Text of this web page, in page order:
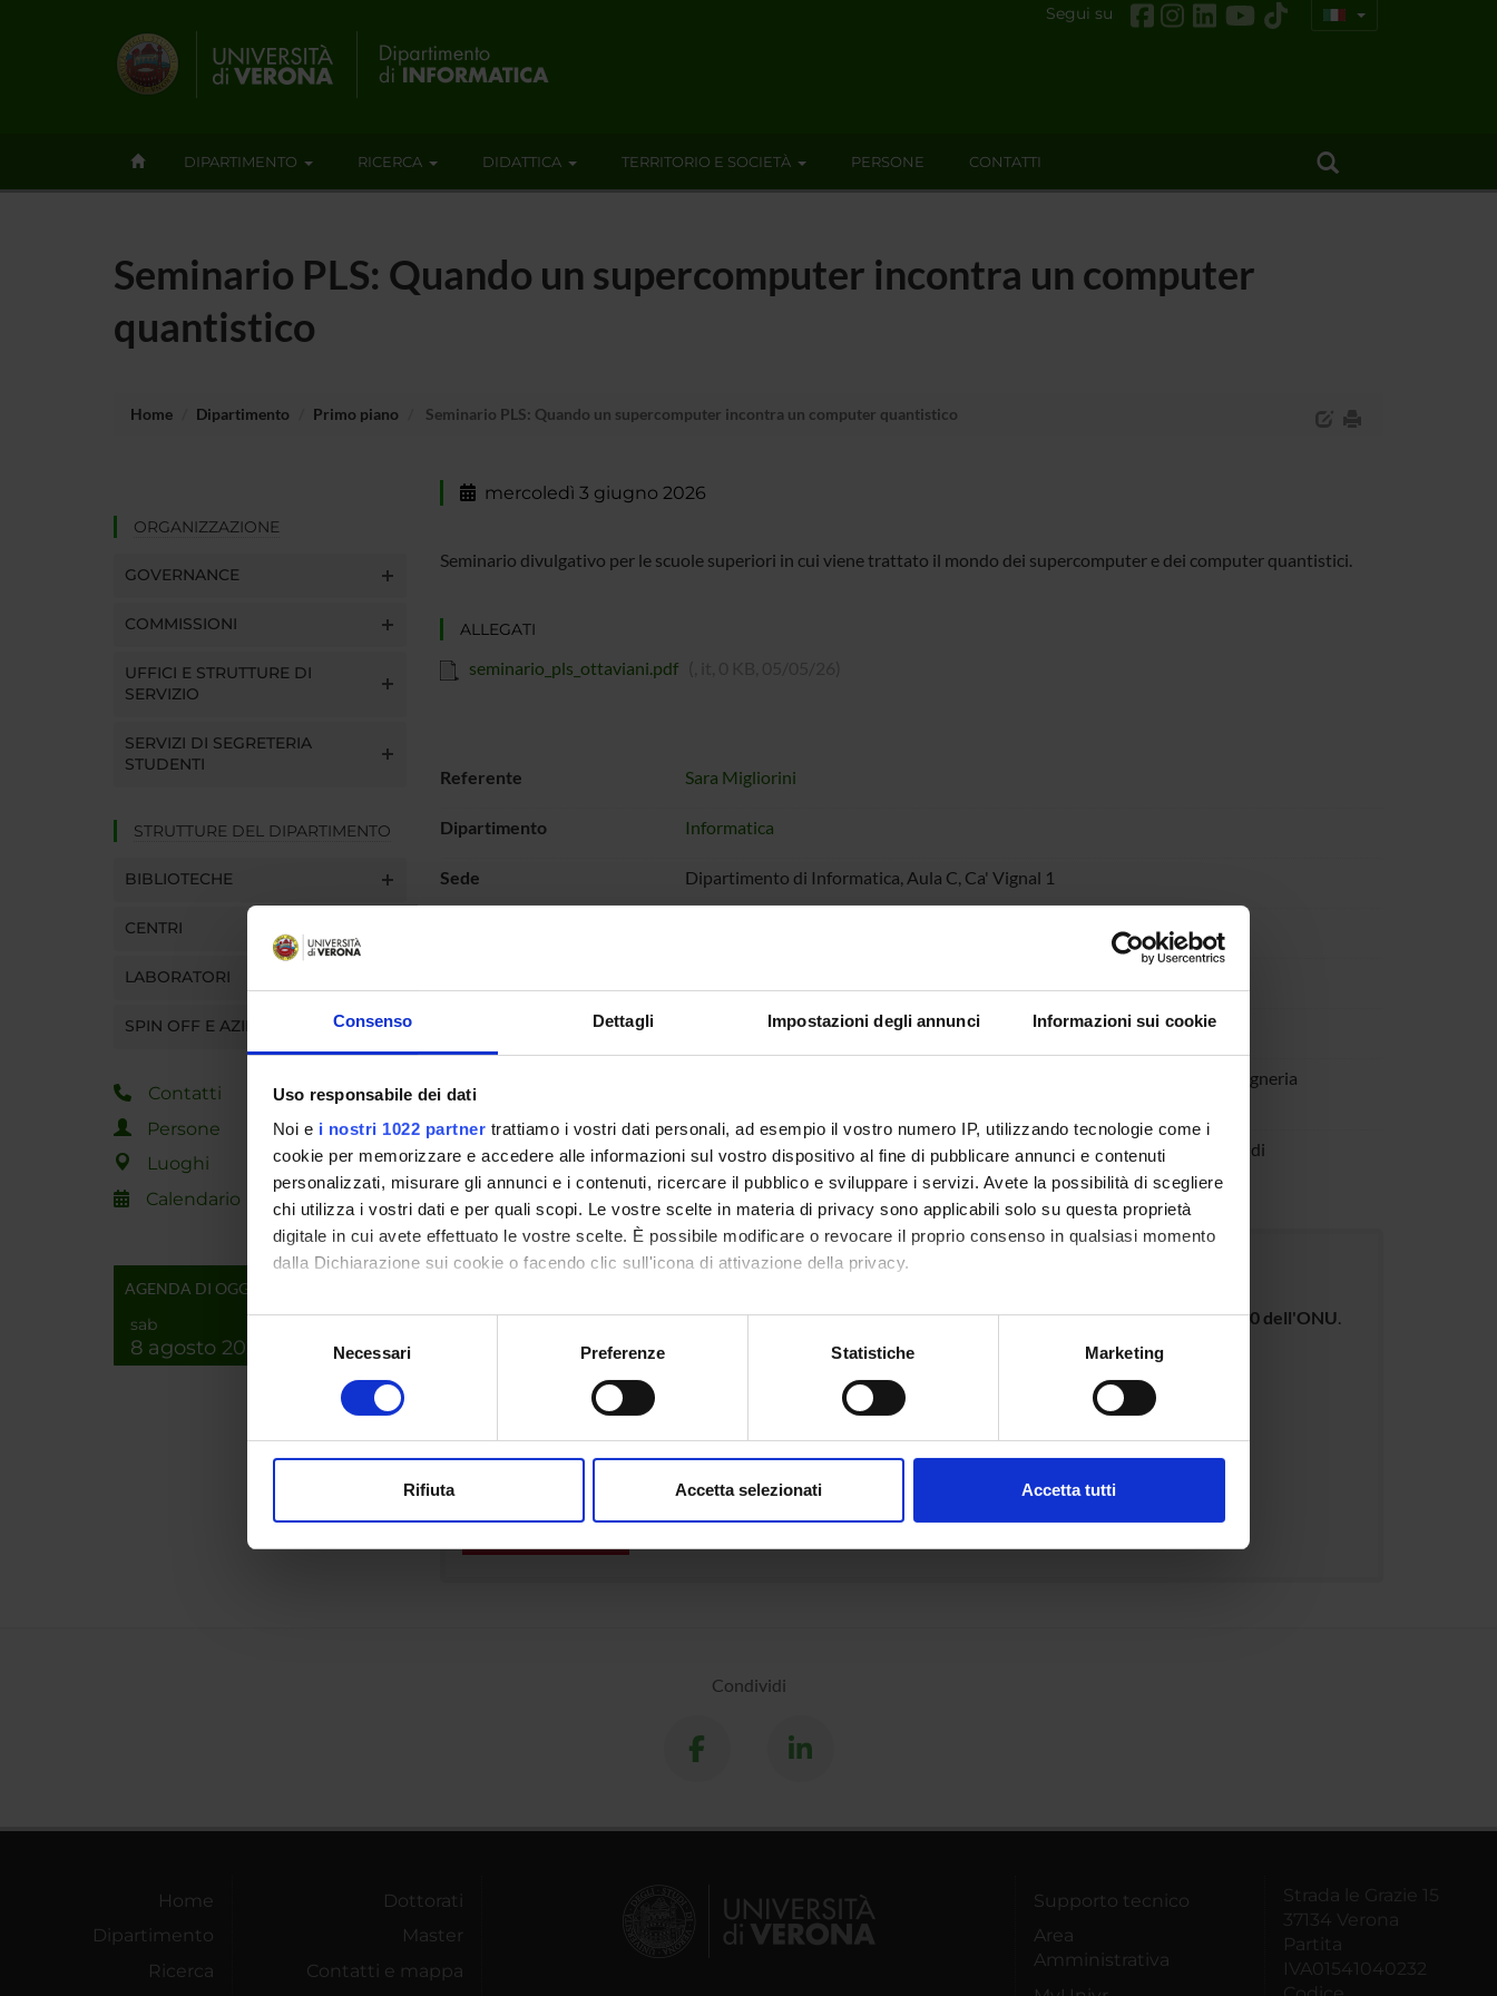
Consenso Dettagli Impostazioni degli annunci Informazioni sui cookie
Uso responsabile dei dati
Noi e i nostri 1022 partner trattiamo i vostri dati personali, ad esempio il vostro numero IP, utilizzando tecnologie come i
cookie per memorizzare e accedere alle informazioni sul vostro dispositivo al fine di pubblicare annunci e contenuti
personalizzati, misurare gli annunci e i contenuti, ricercare il pubblico e sviluppare i servizi. Avete la possibilità di scegliere
chi utilizza i vostri dati e per quali scopi. Le vostre scelte in materia di privacy sono applicabili solo su questa proprietà
digitale in cui avete effettuato le vostre scelte. È possibile modificare o revocare il proprio consenso in qualsiasi momento
dalla Dichiarazione sui cookie o facendo clic sull'icona di attivazione della privacy.
Con il tuo consenso, vorremmo anche:
raccogliere informazioni sulla tua posizione geografica, con un'approssimazione di qualche metro,
digitali).
modificare o ritirare il tuo consenso in qualsiasi momento dalla Dichiarazione sui cookie.
Necessari Preferenze Statistiche Marketing
Rifiuta Accetta selezionati Accetta tutti
Segui su
DIPARTIMENTO RICERCA DIDATTICA TERRITORIO E SOCIETÀ PERSONE CONTATTI
Seminario PLS: Quando un supercomputer incontra un computer
quantistico
Home Dipartimento Primo piano Seminario PLS: Quando un supercomputer incontra un computer quantistico
ORGANIZZAZIONE
GOVERNANCE
COMMISSIONI
UFFICI E STRUTTURE DI
SERVIZIO
SERVIZI DI SEGRETERIA
STUDENTI
STRUTTURE DEL DIPARTIMENTO
BIBLIOTECHE
CENTRI
LABORATORI
SPIN OFF E AZIENDE
Contatti
Persone
Luoghi
Calendario
AGENDA DI OGGI
sab
8 agosto 2026
mercoledì 3 giugno 2026
Seminario divulgativo per le scuole superiori in cui viene trattato il mondo dei supercomputer e dei computer quantistici.
ALLEGATI
seminario_pls_ottaviani.pdf
Referente Sara Migliorini
Dipartimento Informatica
Sede Dipartimento di Informatica, Aula C, Ca' Vignal 1
Studenti/Studentesse; Insegnanti e Personale docente
AREA MIN. 01 - Scienze matematiche e informatiche; AREA MIN. 09 - Ingegneria
Categoria prevalente
Attività di coinvolgimento e interazione con il mondo della scuola: Attività di
coinvolgimento e interazione con il mondo della scuola
Sustainable Development Goals - SDGs
Questa iniziativa contribuisce al perseguimento degliObiettivi di Sviluppo Sostenibile dell'Agenda 2030 dell'ONU.
Maggiori informazioni su
www.univr.it/sostenibilita
Condividi
Home
Dipartimento
Ricerca
Dottorati
Master
Contatti e mappa
Supporto tecnico
Area
Amministrativa
Strada le Grazie 15
37134 Verona
Partita
IVA01541040232